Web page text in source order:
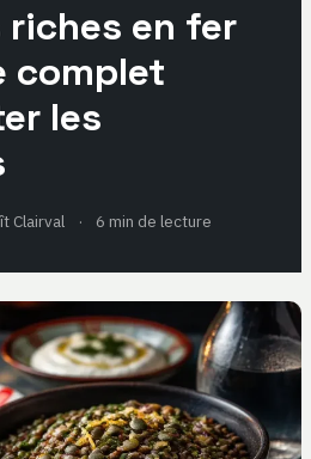
en fer
complet
les
Clairval · 6 min de lecture